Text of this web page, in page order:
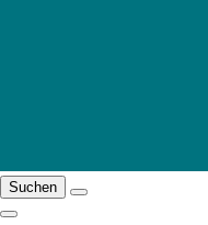
Suchen